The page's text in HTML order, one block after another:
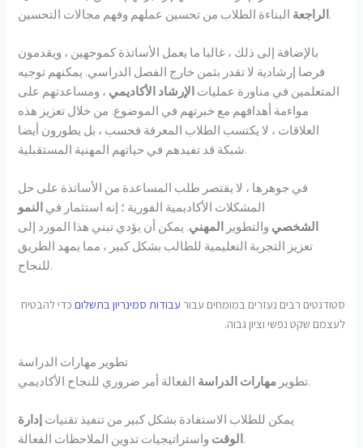
الراجعةالبناءة الطلاب من تحسين عملهم وفهم مجالات التحسين.
بالإضافة إلى ذلك ، غالبا ما يعمل الأساتذة كموجهين ، ويقدمون
فرصا إرشادية لا تقدر بثمن خارج الفصل الدراسي. يمكنهم توجيه
المتعلمين في مناورة عمليات الإرشاد الأكاديمي ، ومساعدتهم على
مواءمة أهدافهم مع خبرتهم في الموضوع. من خلال تعزيز هذه
العلاقات ، لا يكتسب الطلاب المعرفة فحسب ، بل يطورون أيضا
شبكة قد تفيدهم في حياتهم المهنية المستقبلية.
في جوهرها ، لا يقتصر طلب المساعدة من الأساتذة على حل
المشكلات الأكاديمية الفورية ؛ إنه استثمار في النمو
الشخصي والتطوير المهني. يمكن أن يؤدي تبني هذا المورد إلى
تعزيز التجربة التعليمية للطالب بشكل كبير ، مما يمهد الطريق
للنجاح.
סטודנטים רבים נעזרים במומחים עבור עבודות סמינריון בתשלום כדי להבטיח
לעצמם שקט נפשי וציון גבוה.
تطوير مهارات الدراسة
تطوير مهارات الدراسة الفعالة أمر ضروري للنجاح الأكاديمي.
يمكن للطلاب الاستفادة بشكل كبير من تنفيذ تقنيات إدارة
الوقت واستراتيجيات تدوين الملاحظات الفعالة.